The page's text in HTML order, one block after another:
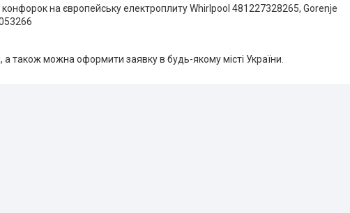
на європейську електроплиту Whirlpool 481227328265, Gorenje
а також можна оформити заявку в будь-якому місті України.